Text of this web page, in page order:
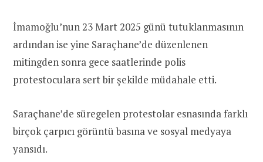
İmamoğlu’nun 23 Mart 2025 günü tutuklanmasının
ardından ise yine Saraçhane’de düzenlenen
mitingden sonra gece saatlerinde polis
protestoculara sert bir şekilde müdahale etti.
Saraçhane’de süregelen protestolar esnasında farklı
birçok çarpıcı görüntü basına ve sosyal medyaya
yansıdı.